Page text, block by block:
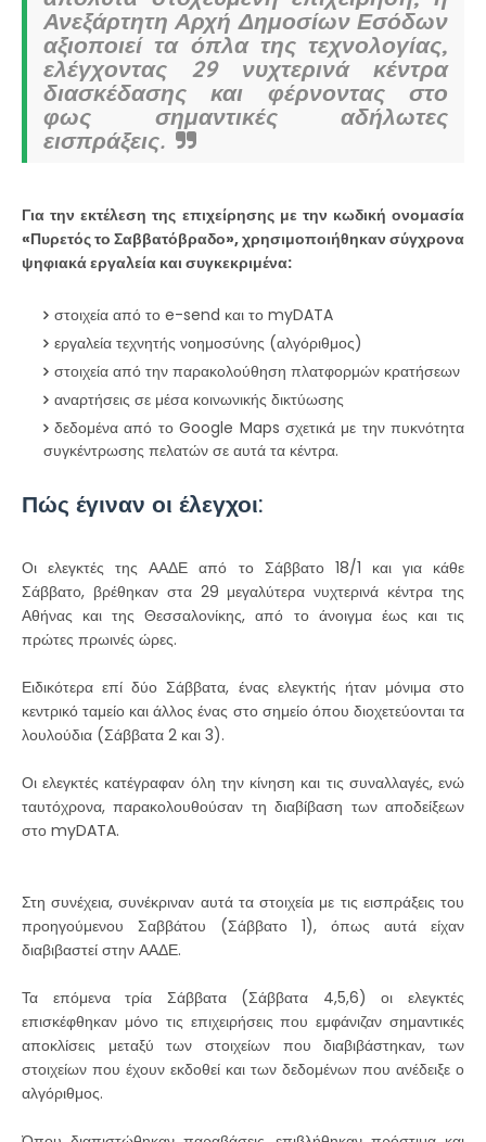
Ανεξάρτητη Αρχή Δημοσίων Εσόδων
αξιοποιεί τα όπλα της τεχνολογίας,
ελέγχοντας 29 νυχτερινά κέντρα
διασκέδασης και φέρνοντας στο
φως σημαντικές αδήλωτες
εισπράξεις.
Για την εκτέλεση της επιχείρησης με την κωδική ονομασία
«Πυρετός το Σαββατόβραδο», χρησιμοποιήθηκαν σύγχρονα
ψηφιακά εργαλεία και συγκεκριμένα:
στοιχεία από το e-send και το myDATA
εργαλεία τεχνητής νοημοσύνης (αλγόριθμος)
στοιχεία από την παρακολούθηση πλατφορμών κρατήσεων
αναρτήσεις σε μέσα κοινωνικής δικτύωσης
δεδομένα από το Google Maps σχετικά με την πυκνότητα
συγκέντρωσης πελατών σε αυτά τα κέντρα.
Πώς έγιναν οι έλεγχοι:
Οι ελεγκτές της ΑΑΔΕ από το Σάββατο 18/1 και για κάθε
Σάββατο, βρέθηκαν στα 29 μεγαλύτερα νυχτερινά κέντρα της
Αθήνας και της Θεσσαλονίκης, από το άνοιγμα έως και τις
πρώτες πρωινές ώρες.
Ειδικότερα επί δύο Σάββατα, ένας ελεγκτής ήταν μόνιμα στο
κεντρικό ταμείο και άλλος ένας στο σημείο όπου διοχετεύονται τα
λουλούδια (Σάββατα 2 και 3).
Οι ελεγκτές κατέγραφαν όλη την κίνηση και τις συναλλαγές, ενώ
ταυτόχρονα, παρακολουθούσαν τη διαβίβαση των αποδείξεων
στο myDATA.
Στη συνέχεια, συνέκριναν αυτά τα στοιχεία με τις εισπράξεις του
προηγούμενου Σαββάτου (Σάββατο 1), όπως αυτά είχαν
διαβιβαστεί στην ΑΑΔΕ.
Τα επόμενα τρία Σάββατα (Σάββατα 4,5,6) οι ελεγκτές
επισκέφθηκαν μόνο τις επιχειρήσεις που εμφάνιζαν σημαντικές
αποκλίσεις μεταξύ των στοιχείων που διαβιβάστηκαν, των
στοιχείων που έχουν εκδοθεί και των δεδομένων που ανέδειξε ο
αλγόριθμος.